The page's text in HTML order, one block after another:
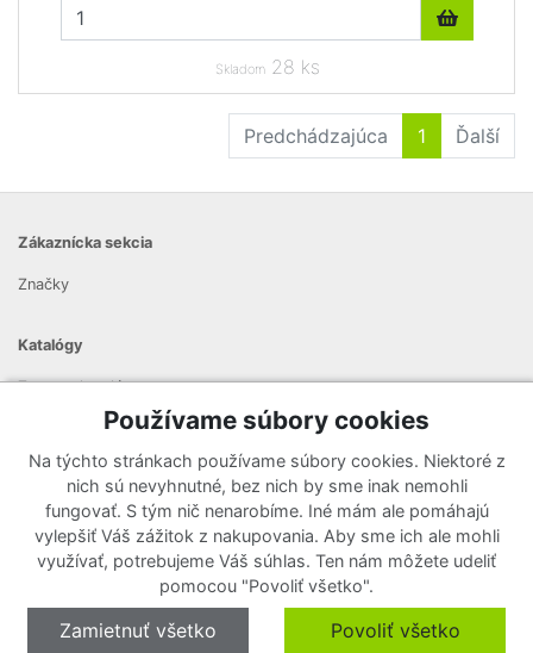
Skladom28 ks
Predchádzajúca 1 Ďalší
Zákaznícka sekcia
Značky
Katalógy
Zoznam katalógov
Zaregistrujte sa k odberu nášho newslettera a nenechajte si
ujsť žiadne ponuky ani nové produkty.
Používame súbory cookies
Na týchto stránkach používame súbory cookies. Niektoré z
nich sú nevyhnutné, bez nich by sme inak nemohli
fungovať. S tým nič nenarobíme. Iné mám ale pomáhajú
vylepšiť Váš zážitok z nakupovania. Aby sme ich ale mohli
využívať, potrebujeme Váš súhlas. Ten nám môžete udeliť
pomocou "Povoliť všetko".
Zamietnuť všetko Povoliť všetko